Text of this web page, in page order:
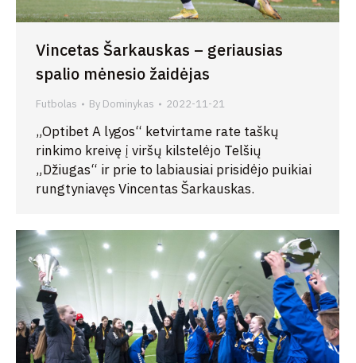
Vincetas Šarkauskas – geriausias
spalio mėnesio žaidėjas
Futbolas By Dominykas 2022-11-21
„Optibet A lygos“ ketvirtame rate taškų
rinkimo kreivę į viršų kilstelėjo Telšių
„Džiugas“ ir prie to labiausiai prisidėjo puikiai
rungtyniavęs Vincentas Šarkauskas.